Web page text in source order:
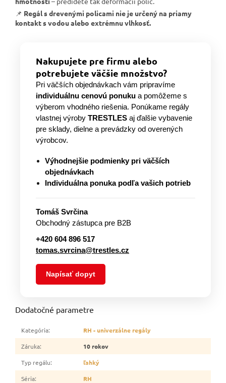
📌 Regál s drevenými policami nie je určený na priamy
kontakt s vodou alebo extrémnu vlhkosť.
Nakupujete pre firmu alebo
potrebujete väčšie množstvo?
Pri väčších objednávkach vám pripravíme
individuálnu cenovú ponuku a pomôžeme s
výberom vhodného riešenia. Ponúkame regály
vlastnej výroby TRESTLES aj ďalšie vybavenie
pre sklady, dielne a prevádzky od overených
výrobcov.
Výhodnejšie podmienky pri väčších
objednávkach
Individuálna ponuka podľa vašich potrieb
Tomáš Svrčina
Obchodný zástupca pre B2B
+420 604 896 517
tomas.svrcina@trestles.cz
Napísať dopyt
Dodatočné parametre
Kategória:
RH - univerzálne regály
Záruka:
10 rokov
Typ regálu:
ľahký
Séria:
RH